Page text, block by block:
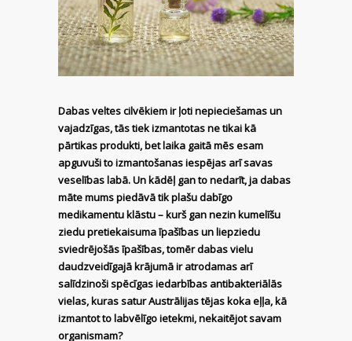
Dabas veltes cilvēkiem ir ļoti nepieciešamas un
vajadzīgas, tās tiek izmantotas ne tikai kā
pārtikas produkti, bet laika gaitā mēs esam
apguvuši to izmantošanas iespējas arī savas
veselības labā. Un kādēļ gan to nedarīt, ja dabas
māte mums piedāvā tik plašu dabīgo
medikamentu klāstu – kurš gan nezin kumelīšu
ziedu pretiekaisuma īpašības un liepziedu
sviedrējošās īpašības, tomēr dabas vielu
daudzveidīgajā krājumā ir atrodamas arī
salīdzinoši spēcīgas iedarbības antibakteriālās
vielas, kuras satur Austrālijas tējas koka eļļa, kā
izmantot to labvēlīgo ietekmi, nekaitējot savam
organismam?